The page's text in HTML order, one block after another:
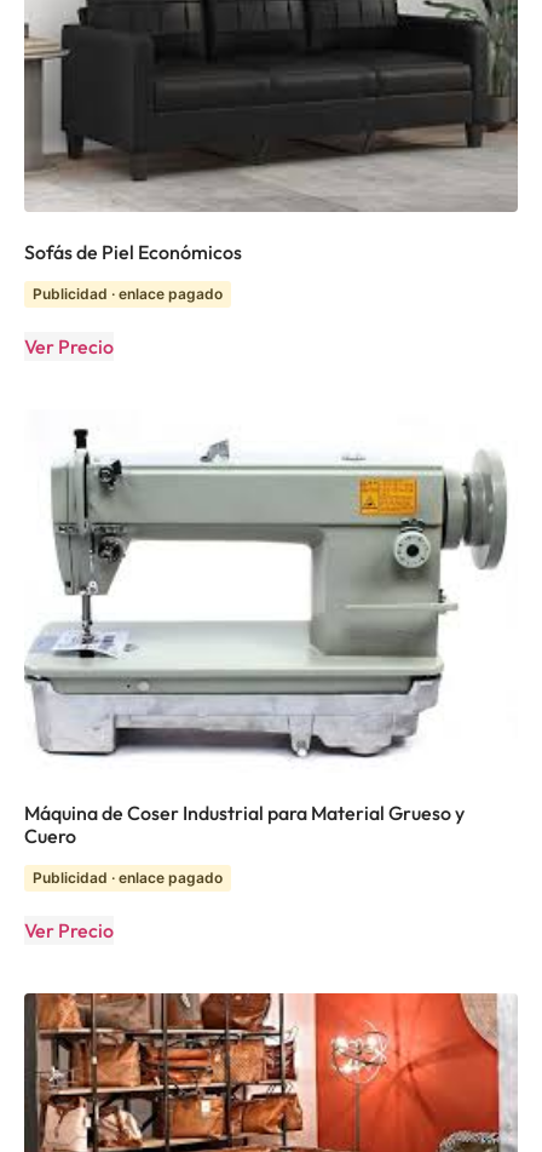
Sofás de Piel Económicos
Publicidad · enlace pagado
Ver Precio
Máquina de Coser Industrial para Material Grueso y
Cuero
Publicidad · enlace pagado
Ver Precio